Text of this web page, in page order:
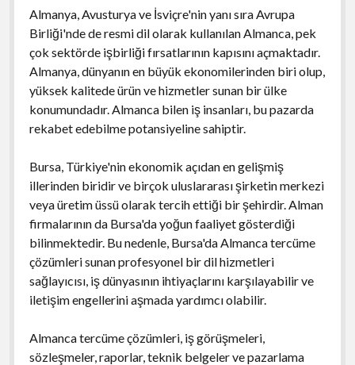
Almanya, Avusturya ve İsviçre'nin yanı sıra Avrupa
Birliği'nde de resmi dil olarak kullanılan Almanca, pek
çok sektörde işbirliği fırsatlarının kapısını açmaktadır.
Almanya, dünyanın en büyük ekonomilerinden biri olup,
yüksek kalitede ürün ve hizmetler sunan bir ülke
konumundadır. Almanca bilen iş insanları, bu pazarda
rekabet edebilme potansiyeline sahiptir.
Bursa, Türkiye'nin ekonomik açıdan en gelişmiş
illerinden biridir ve birçok uluslararası şirketin merkezi
veya üretim üssü olarak tercih ettiği bir şehirdir. Alman
firmalarının da Bursa'da yoğun faaliyet gösterdiği
bilinmektedir. Bu nedenle, Bursa'da Almanca tercüme
çözümleri sunan profesyonel bir dil hizmetleri
sağlayıcısı, iş dünyasının ihtiyaçlarını karşılayabilir ve
iletişim engellerini aşmada yardımcı olabilir.
Almanca tercüme çözümleri, iş görüşmeleri,
sözleşmeler, raporlar, teknik belgeler ve pazarlama